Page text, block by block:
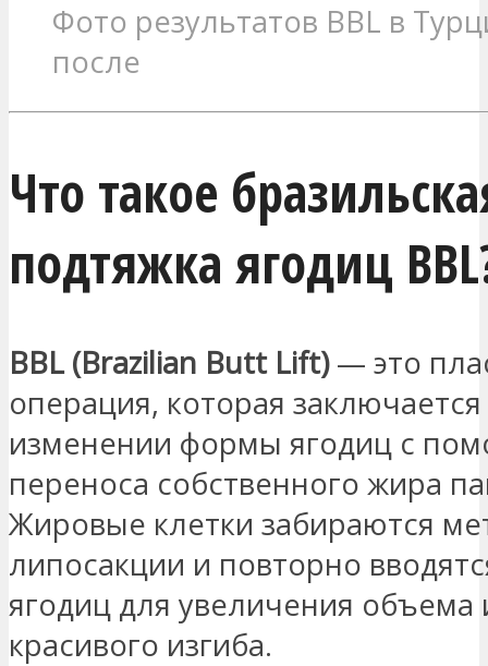
Фото результатов BBL в
после
Что такое
подтяжка ягодиц
BBL (Brazilian Butt Lift)— это
операция, которая заключается
изменении формы ягодиц с
переноса собственного жира
Жировые клетки забираются
липосакции и повторно
ягодиц для увеличения объема
красивого изгиба.